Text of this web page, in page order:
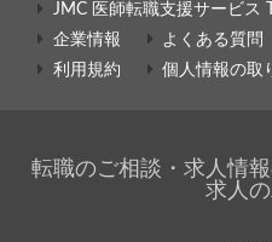
JMC 医師転職支援サービス
企業情報
よくある質問
利用規約
個人情報の取
転職のご相談・求人情
求人